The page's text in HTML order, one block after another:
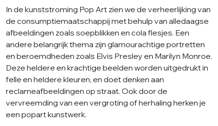
In de kunststroming Pop Art zien we de verheerlijking van
de consumptiemaatschappij met behulp van alledaagse
afbeeldingen zoals soepblikken en cola flesjes. Een
andere belangrijk thema zijn glamourachtige portretten
en beroemdheden zoals Elvis Presley en Marilyn Monroe.
Deze heldere en krachtige beelden worden uitgedrukt in
felle en heldere kleuren, en doet denken aan
reclameafbeeldingen op straat. Ook door de
vervreemding van een vergroting of herhaling herken je
een popart kunstwerk.